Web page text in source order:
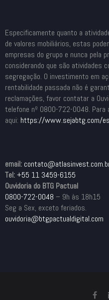
Especificamente quanto a
de valores mobiliários, estas
empresas do grupo e nunca pela
considerando que são atividades
segregação. O investimento em
rentabilidade passada não é
reclamações, favor contatar a
telefone nº 0800-722-0048.
aqui: https://www.sejabtg.com/
email:
Tel:+55 11 3459-6155
Ouvidoria do BTG Pactual
0800-722-0048 – 9h às 18h15
Seg a Sex, exceto feriados.
ouvidoria@btgpactualdigital.com